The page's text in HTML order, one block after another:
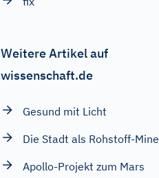
Weitere Artikel auf
wissenschaft.de
Gesund mit Licht
Die Stadt als Rohstoff-Mine
Apollo-Projekt zum Mars